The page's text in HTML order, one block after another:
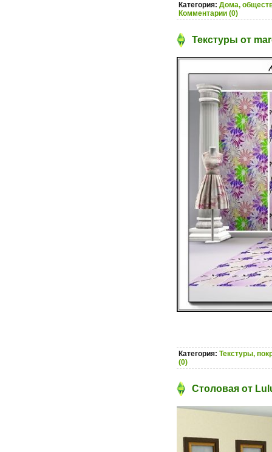
Категория: Дома,
Комментарии (0)
Текстуры от
Категория: Текстуры,
(0)
Столовая от